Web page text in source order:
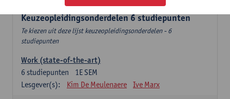
Keuzeopleidingsonderdelen 6 studiepunten
Te kiezen uit deze lijst keuzeopleidingsonderdelen - 6
studiepunten
Work (state-of-the-art)
1E SEM
6 studiepunten
Lesgever(s):
Kim De Meulenaere Ive Marx